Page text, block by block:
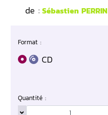
de : Sébastien PERRIN
Format :
CD
Quantité :